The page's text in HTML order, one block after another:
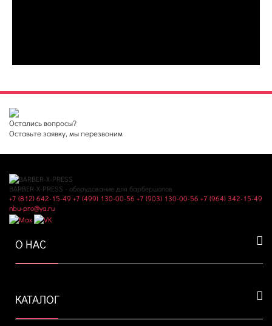
Остались вопросы?
Оставьте заявку, мы перезвоним
BARBER-X-PRESS - оборудование для барбершопов
+7 (812) 642-15-49 +7 (499) 130-00-56 +7 (903) 130-00-56 +7 (964) 342-15-49
nbu-pro@ya.ru
О НАС
КАТАЛОГ